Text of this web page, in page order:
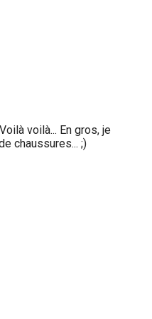
voilà... En gros, je
chaussures... ;)